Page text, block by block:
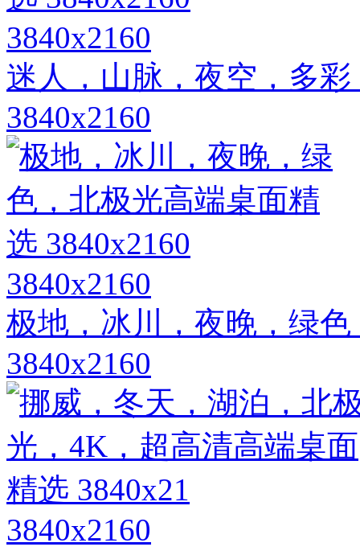
3840x2160
迷人，山脉，夜空，多
3840x2160
3840x2160
极地，冰川，夜晚，绿
3840x2160
3840x2160